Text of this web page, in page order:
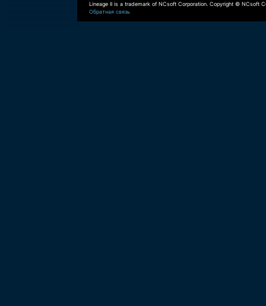
Lineage II is a trademark of NCsoft Corporation. Copyright © NCsoft
Обратная связь